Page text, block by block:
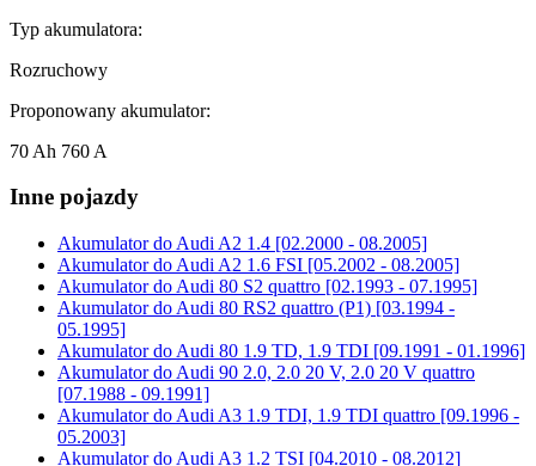
Typ akumulatora:
Rozruchowy
Proponowany akumulator:
70 Ah 760 A
Inne pojazdy
Akumulator do Audi A2 1.4 [02.2000 - 08.2005]
Akumulator do Audi A2 1.6 FSI [05.2002 - 08.2005]
Akumulator do Audi 80 S2 quattro [02.1993 - 07.1995]
Akumulator do Audi 80 RS2 quattro (P1) [03.1994 -
05.1995]
Akumulator do Audi 80 1.9 TD, 1.9 TDI [09.1991 - 01.1996]
Akumulator do Audi 90 2.0, 2.0 20 V, 2.0 20 V quattro
[07.1988 - 09.1991]
Akumulator do Audi A3 1.9 TDI, 1.9 TDI quattro [09.1996 -
05.2003]
Akumulator do Audi A3 1.2 TSI [04.2010 - 08.2012]